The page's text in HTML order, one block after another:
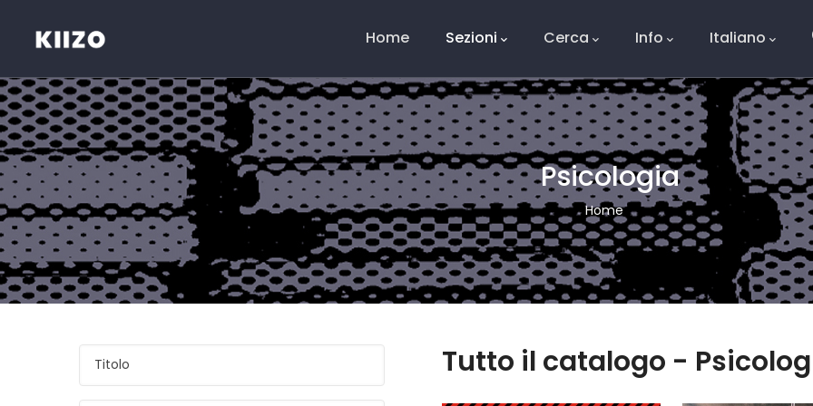
Menú
Home Sezioni Cerca Info Italiano
Psicologia
Breadcrumb
Home
Tutto il catalogo -